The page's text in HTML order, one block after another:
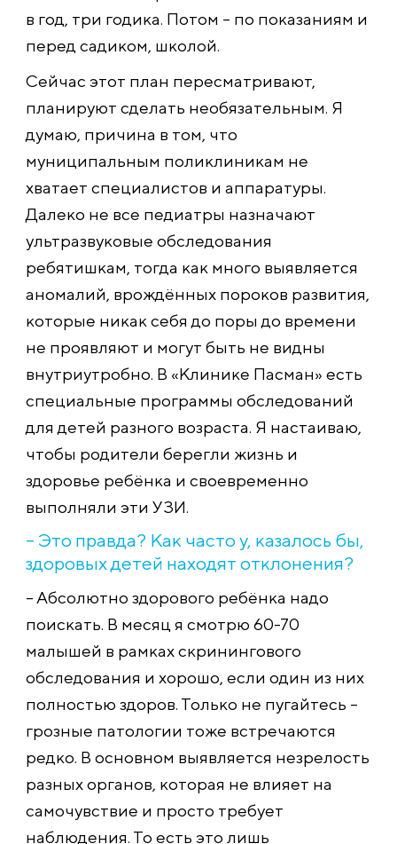
в год, три годика. Потом – по показаниям и
перед садиком, школой.
Сейчас этот план пересматривают,
планируют сделать необязательным. Я
думаю, причина в том, что
муниципальным поликлиникам не
хватает специалистов и аппаратуры.
Далеко не все педиатры назначают
ультразвуковые обследования
ребятишкам, тогда как много выявляется
аномалий, врождённых пороков развития,
которые никак себя до поры до времени
не проявляют и могут быть не видны
внутриутробно. В «Клинике Пасман» есть
специальные программы обследований
для детей разного возраста. Я настаиваю,
чтобы родители берегли жизнь и
здоровье ребёнка и своевременно
выполняли эти УЗИ.
– Это правда? Как часто у, казалось бы,
здоровых детей находят отклонения?
– Абсолютно здорового ребёнка надо
поискать. В месяц я смотрю 60-70
малышей в рамках скринингового
обследования и хорошо, если один из них
полностью здоров. Только не пугайтесь –
грозные патологии тоже встречаются
редко. В основном выявляется незрелость
разных органов, которая не влияет на
самочувствие и просто требует
наблюдения. То есть это лишь